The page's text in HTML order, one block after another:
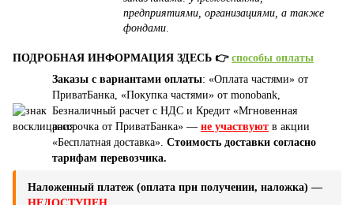
предприятиями, организациями, а также
фондами
ПОДРОБНАЯ ИНФОРМАЦИЯ ЗДЕСЬ 👉 способы оплаты
Заказы с вариантами оплаты: «Оплата частями» от
ПриватБанка, «Покупка частями» от monobank,
Безналичный расчет с НДС и Кредит «Мгновенная
рассрочка от ПриватБанка» — не участвуют в акции
«Бесплатная доставка». Стоимость доставки согласно
тарифам перевозчика.
Наложенный платеж (оплата при получении, наложка) —